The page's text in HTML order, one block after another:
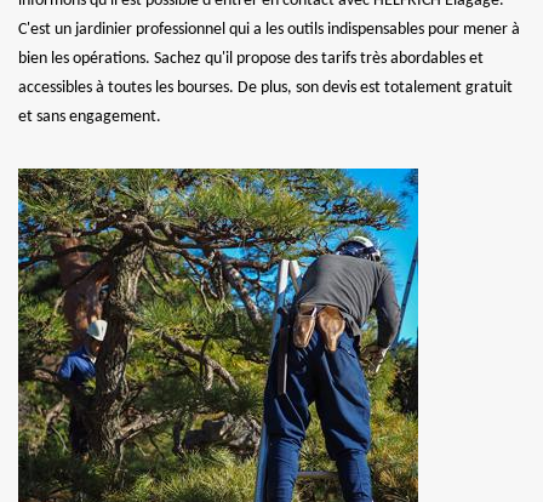
C'est un jardinier professionnel qui a les outils indispensables pour mener à
bien les opérations. Sachez qu'il propose des tarifs très abordables et
accessibles à toutes les bourses. De plus, son devis est totalement gratuit
et sans engagement.